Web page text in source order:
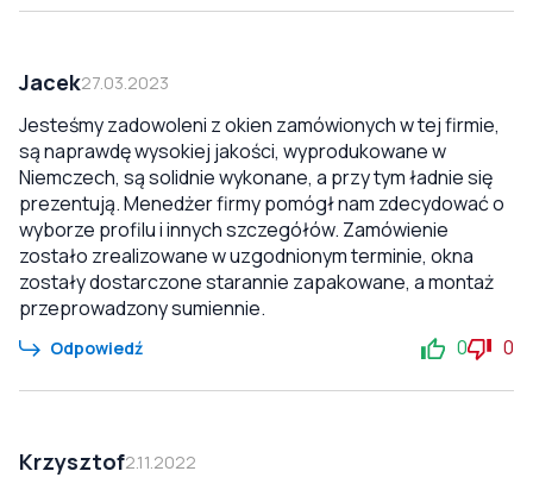
Jacek27.03.2023
Jesteśmy zadowoleni z okien zamówionych w tej firmie,
są naprawdę wysokiej jakości, wyprodukowane w
Niemczech, są solidnie wykonane, a przy tym ładnie się
prezentują. Menedżer firmy pomógł nam zdecydować o
wyborze profilu i innych szczegółów. Zamówienie
zostało zrealizowane w uzgodnionym terminie, okna
zostały dostarczone starannie zapakowane, a montaż
przeprowadzony sumiennie.
Odpowiedź 0 0
Krzysztof2.11.2022